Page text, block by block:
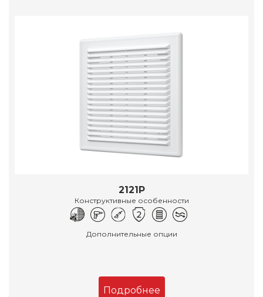
2121Р
Конструктивные особенности
Дополнительные опции
Подробнее